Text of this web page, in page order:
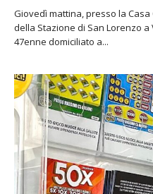
Giovedì mattina, presso la
della Stazione di San Lorenzo
47enne domiciliato a...